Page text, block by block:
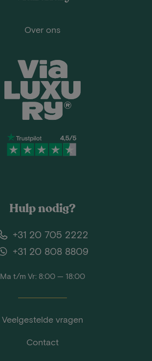
Over ons
Hulp nodig?
+31 20 705 2222
+31 20 808 8809
Ma t/m Vr: 8:00 — 18:00
Veelgestelde vragen
Contact